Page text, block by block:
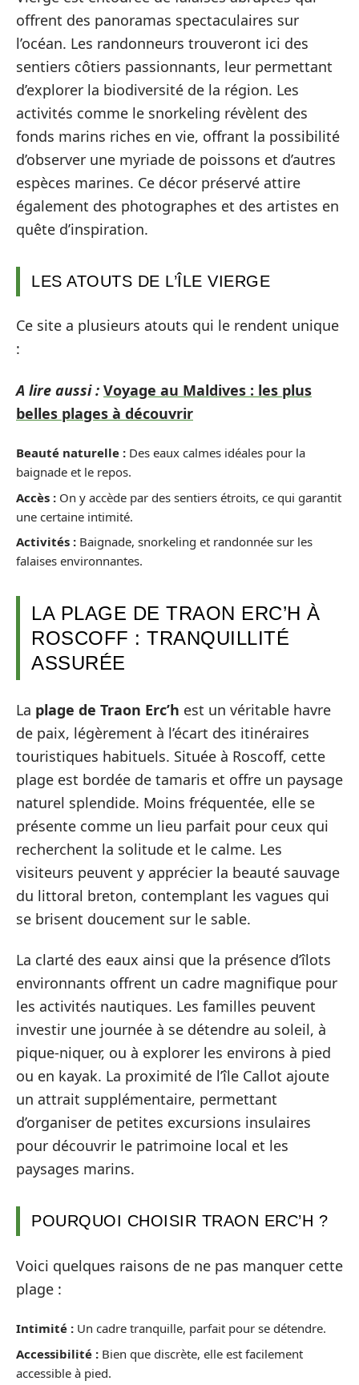
offrent des panoramas spectaculaires sur
l’océan. Les randonneurs trouveront ici des
sentiers côtiers passionnants, leur permettant
d’explorer la biodiversité de la région. Les
activités comme le snorkeling révèlent des
fonds marins riches en vie, offrant la possibilité
d’observer une myriade de poissons et d’autres
espèces marines. Ce décor préservé attire
également des photographes et des artistes en
quête d’inspiration.
LES ATOUTS DE L’ÎLE VIERGE
Ce site a plusieurs atouts qui le rendent unique
:
A lire aussi : Voyage au Maldives : les plus
belles plages à découvrir
Beauté naturelle : Des eaux calmes idéales pour la
baignade et le repos.
Accès : On y accède par des sentiers étroits, ce qui garantit
une certaine intimité.
Activités : Baignade, snorkeling et randonnée sur les
falaises environnantes.
LA PLAGE DE TRAON ERC’H À
ROSCOFF : TRANQUILLITÉ
ASSURÉE
La plage de Traon Erc’h est un véritable havre
de paix, légèrement à l’écart des itinéraires
touristiques habituels. Située à Roscoff, cette
plage est bordée de tamaris et offre un paysage
naturel splendide. Moins fréquentée, elle se
présente comme un lieu parfait pour ceux qui
recherchent la solitude et le calme. Les
visiteurs peuvent y apprécier la beauté sauvage
du littoral breton, contemplant les vagues qui
se brisent doucement sur le sable.
La clarté des eaux ainsi que la présence d’îlots
environnants offrent un cadre magnifique pour
les activités nautiques. Les familles peuvent
investir une journée à se détendre au soleil, à
pique-niquer, ou à explorer les environs à pied
ou en kayak. La proximité de l’île Callot ajoute
un attrait supplémentaire, permettant
d’organiser de petites excursions insulaires
pour découvrir le patrimoine local et les
paysages marins.
POURQUOI CHOISIR TRAON ERC’H ?
Voici quelques raisons de ne pas manquer cette
plage :
Intimité : Un cadre tranquille, parfait pour se détendre.
Accessibilité : Bien que discrète, elle est facilement
accessible à pied.